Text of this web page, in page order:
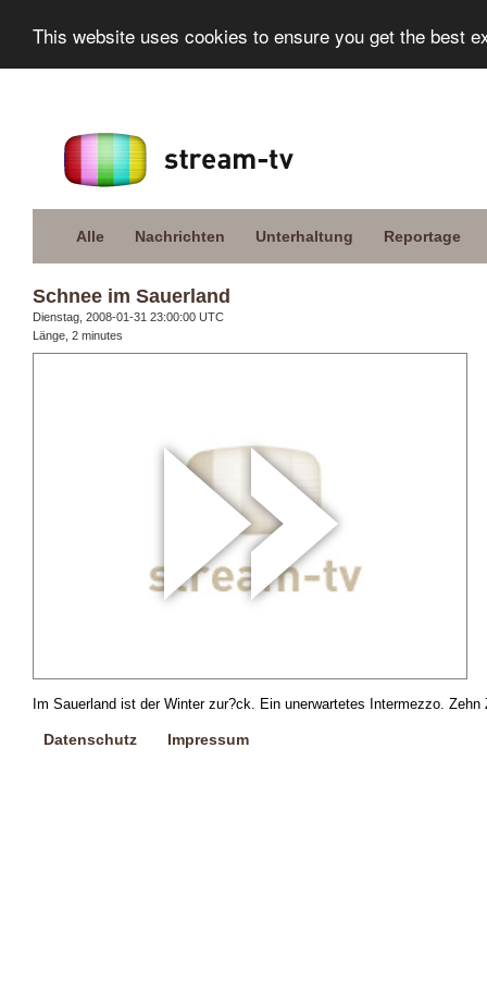
This website uses cookies to ensure you get the best
Alle Nachrichten Unterhaltung Reportage
Schnee im Sauerland
Dienstag, 2008-01-31 23:00:00 UTC
Länge, 2 minutes
Im Sauerland ist der Winter zur?ck. Ein unerwartetes Intermezzo.
Datenschutz Impressum